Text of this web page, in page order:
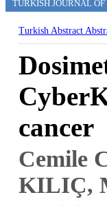
TURKISH JOURNAL
Turkish Abstract
cancer
Cemile
KILIÇ,